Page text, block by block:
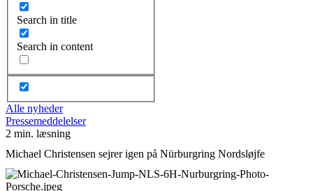
Search in title
Search in content
Alle nyheder
Pressemeddelelser
2 min. læsning
Michael Christensen sejrer igen på Nürburgring Nordsløjfe